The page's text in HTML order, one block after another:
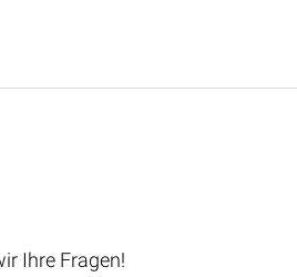
Ihre Fragen!